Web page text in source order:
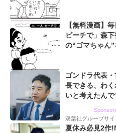
【無料漫画】
ビーチで」森
の“ゴマちゃん
ゴンドラ代表
長できる、わ
いと考えたん
双葉社グループサイ
夏休み必見2作